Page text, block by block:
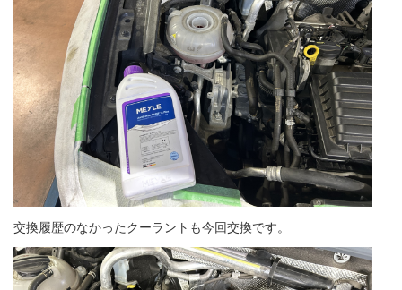
交換履歴のなかったクーラントも今回交換です。